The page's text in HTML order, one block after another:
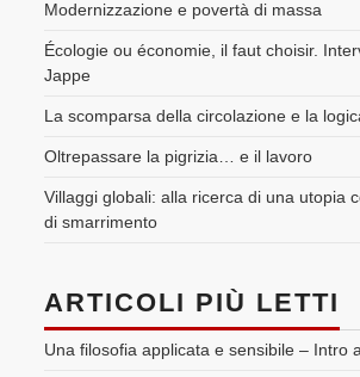
Modernizzazione e povertà di massa
Écologie ou économie, il faut choisir.
Jappe
La scomparsa della circolazione e la
Oltrepassare la pigrizia… e il lavoro
Villaggi globali: alla ricerca di una utopia
di smarrimento
ARTICOLI PIÙ LETTI
Una filosofia applicata e sensibile – Intro